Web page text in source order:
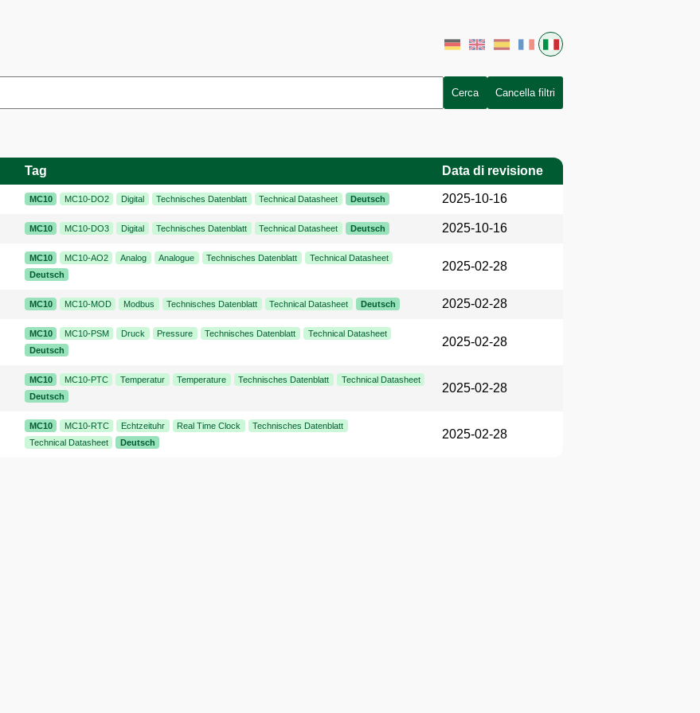
Cerca Cancella filtri
Tag Data di revisione
MC10 MC10-DO2 Digital Technisches Datenblatt Technical Datasheet Deutsch 2025-10-16
MC10 MC10-DO3 Digital Technisches Datenblatt Technical Datasheet Deutsch 2025-10-16
MC10 MC10-AO2 Analog Analogue Technisches Datenblatt
Technical Datasheet
Deutsch
2025-02-28
MC10 MC10-MOD Modbus Technisches Datenblatt Technical Datasheet Deutsch 2025-02-28
MC10 MC10-PSM Druck Pressure Technisches Datenblatt
Technical Datasheet
Deutsch
2025-02-28
MC10 MC10-PTC Temperatur Temperature Technisches Datenblatt
Technical Datasheet
Deutsch
2025-02-28
MC10 MC10-RTC Echtzeituhr Real Time Clock
Technisches Datenblatt
Technical Datasheet
Deutsch
2025-02-28